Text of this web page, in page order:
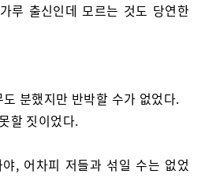
루 출신인데 모르는 것도 당연한
분했지만 반박할 수가 없었다.
할 짓이었다.
, 어차피 저들과 섞일 수는 없었